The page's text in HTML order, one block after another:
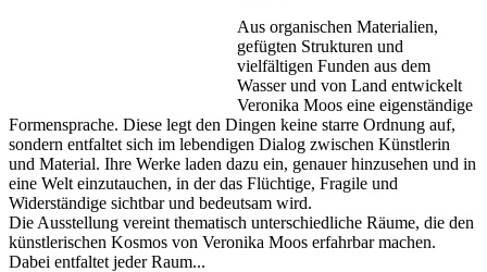
Aus organischen Materialien,
gefügten Strukturen und
vielfältigen Funden aus dem
Wasser und von Land entwickelt
Veronika Moos eine eigenständige
Formensprache. Diese legt den Dingen keine starre Ordnung auf,
sondern entfaltet sich im lebendigen Dialog zwischen Künstlerin
und Material. Ihre Werke laden dazu ein, genauer hinzusehen und in
eine Welt einzutauchen, in der das Flüchtige, Fragile und
Widerständige sichtbar und bedeutsam wird.
Die Ausstellung vereint thematisch unterschiedliche Räume, die den
künstlerischen Kosmos von Veronika Moos erfahrbar machen.
Dabei entfaltet jeder Raum...